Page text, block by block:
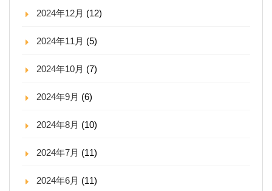
2024年12月 (12)
2024年11月 (5)
2024年10月 (7)
2024年9月 (6)
2024年8月 (10)
2024年7月 (11)
2024年6月 (11)